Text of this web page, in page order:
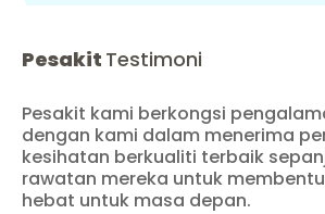
Pesakit Testimoni
Pesakit kami berkongsi
dengan kami dalam menerima
kesihatan berkualiti terbaik
rawatan mereka untuk
hebat untuk masa depan.